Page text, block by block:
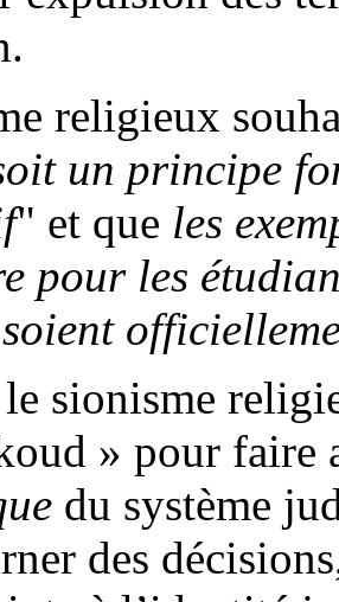
religieux
un principe
" et que les
pour les
sionisme
» pour faire
du système
des